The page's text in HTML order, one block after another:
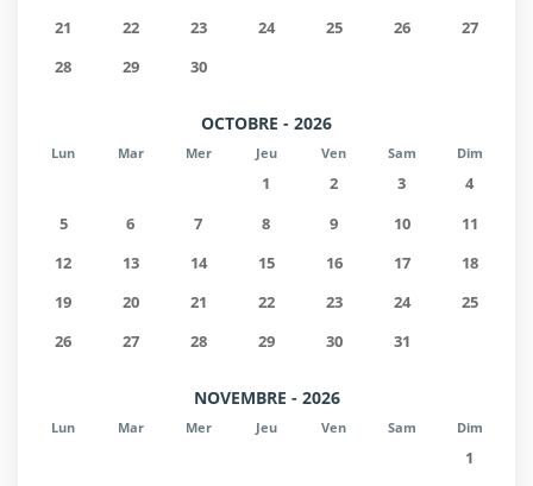
21
22 23 24 25 26
27
28
29 30
OCTOBRE - 2026
Lun Mar Mer Jeu Ven Sam Dim
1 2 3
4
5
6 7 8 9 10
11
12
13 14 15 16 17
18
19
20 21 22 23 24
25
26
27 28 29 30 31
NOVEMBRE - 2026
Lun Mar Mer Jeu Ven Sam Dim
1